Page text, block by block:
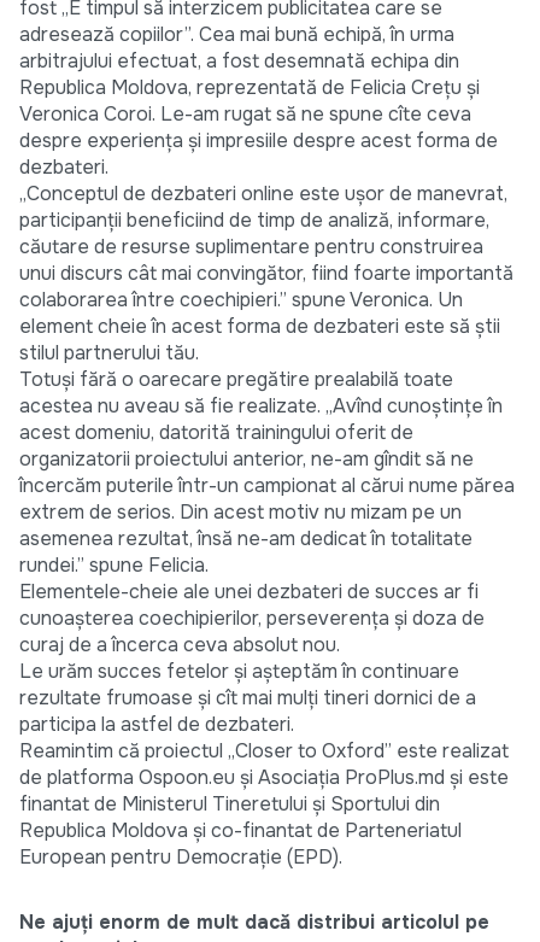
fost „E timpul să interzicem publicitatea care se
adresează copiilor”. Cea mai bună echipă, în urma
arbitrajului efectuat, a fost desemnată echipa din
Republica Moldova, reprezentată de Felicia Crețu și
Veronica Coroi. Le-am rugat să ne spune cîte ceva
despre experiența și impresiile despre acest forma de
dezbateri.
„Conceptul de dezbateri online este ușor de manevrat,
participanții beneficiind de timp de analiză, informare,
căutare de resurse suplimentare pentru construirea
unui discurs cât mai convingător, fiind foarte importantă
colaborarea între coechipieri.” spune Veronica. Un
element cheie în acest forma de dezbateri este să știi
stilul partnerului tău.
Totuși fără o oarecare pregătire prealabilă toate
acestea nu aveau să fie realizate. „Avînd cunoștințe în
acest domeniu, datorită trainingului oferit de
organizatorii proiectului anterior, ne-am gîndit să ne
încercăm puterile într-un campionat al cărui nume părea
extrem de serios. Din acest motiv nu mizam pe un
asemenea rezultat, însă ne-am dedicat în totalitate
rundei.” spune Felicia.
Elementele-cheie ale unei dezbateri de succes ar fi
cunoașterea coechipierilor, perseverența și doza de
curaj de a încerca ceva absolut nou.
Le urăm succes fetelor și așteptăm în continuare
rezultate frumoase și cît mai mulți tineri dornici de a
participa la astfel de dezbateri.
Reamintim că proiectul „Closer to Oxford” este realizat
de platforma Ospoon.eu și Asociația ProPlus.md și este
finantat de Ministerul Tineretului și Sportului din
Republica Moldova și co-finantat de Parteneriatul
European pentru Democrație (EPD).
Ne ajuți enorm de mult dacă distribui articolul pe